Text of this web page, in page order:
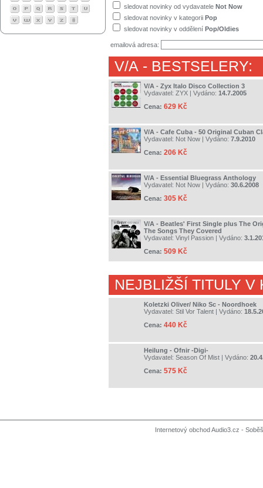
sledovat novinky od vydavatele Not Now
sledovat novinky v kategorii Pop
sledovat novinky v oddělení Pop/Oldies
emailová adresa:
V/A - BESTSELERY:
V/A - Zyx Italo Disco Collection 3
Vydavatel: ZYX | Vydáno: 14.7.2005
Cena: 629 Kč
V/A - Cafe Cuba - 50 Original Cuban
Vydavatel: Not Now | Vydáno: 7.9.2010
Cena: 206 Kč
V/A - Essential Bluegrass Anthology
Vydavatel: Not Now | Vydáno: 30.6.2008
Cena: 305 Kč
V/A - Beatles' First Single plus The
The Songs They Covered
Vydavatel: Vinyl Passion | Vydáno:
Cena: 509 Kč
NEJBLIŽŠÍ TITULY V
Koletzki Oliver/ Niko Sc - Noordhoek
Vydavatel: Stil Vor Talent | Vydáno:
Cena: 440 Kč
Heilung - Ofnir -Digi-
Vydavatel: Season Of Mist | Vydáno:
Cena: 575 Kč
Internetový obchod Audio3.cz -